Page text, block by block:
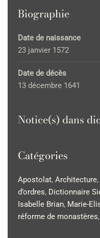
Biographie
Date de naissance
23 janvier 1572
Date de décès
13 décembre 1641
Notice(s) dans
Catégories
Apostolat, Architecture,
d’ordres, Dictionnaire
Isabelle Brian, Marie-
réforme de monastères,